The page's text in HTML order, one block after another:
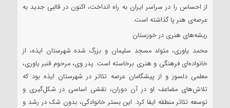
از احساس را در سراسر ایران به راه انداخت، اکنون در قالبی جدید به
عرصه‌ی هنر پا گذاشته است.
ریشه‌های هنری در خوزستان
محمد یاوری، متولد مسجد سلیمان و بزرگ شده شهرستان ایذه، از
خانواده‌ای فرهنگی و هنری برخاسته است. پدر وی، مرحوم قنبر یاوری،
معلمی دلسوز و از پیشگامان عرصه تئاتر در شهرستان ایذه بود که
تلاش‌های مضاعف او در آن دوران، نقشی اساسی در شکل‌گیری و
توسعه تئاتر منطقه ایفا کرد. این بستر خانوادگی، بدون شک در رشد و